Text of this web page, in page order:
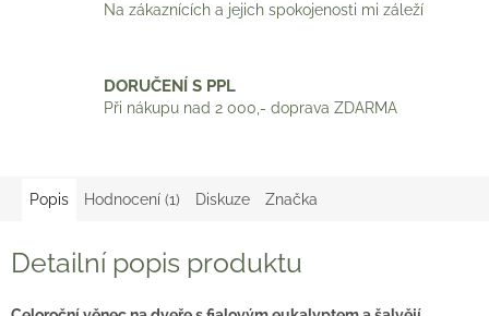
Na zákaznících a jejich spokojenosti mi záleží
DORUČENÍ S PPL
Při nákupu nad 2 000,- doprava ZDARMA
Popis Hodnocení (1) Diskuze Značka
Detailní popis produktu